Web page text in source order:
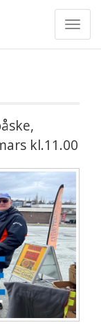
kl.11.00